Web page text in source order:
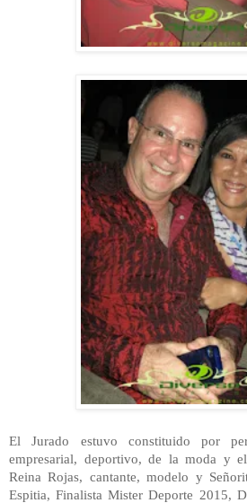
El Jurado estuvo constituido por
empresarial, deportivo, de la moda y
Reina Rojas, cantante, modelo y
Espitia, Finalista Mister Deporte 2015,